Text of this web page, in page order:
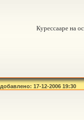
Курессааре на
добавлено: 17-12-2006 19:30